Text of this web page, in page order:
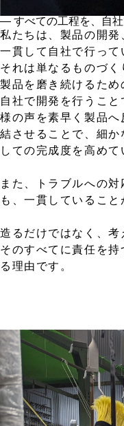
― すべての工程を、自
私たちは、製品の開
一貫して自社で行って
それは単なるものづく
製品を磨き続けるため
自社で開発を行うこ
様の声を素早く製品
結させることで、細か
しての完成度を高めて
また、トラブルへの
も、一貫していること
造るだけではなく、考
そのすべてに責任を
る理由です。